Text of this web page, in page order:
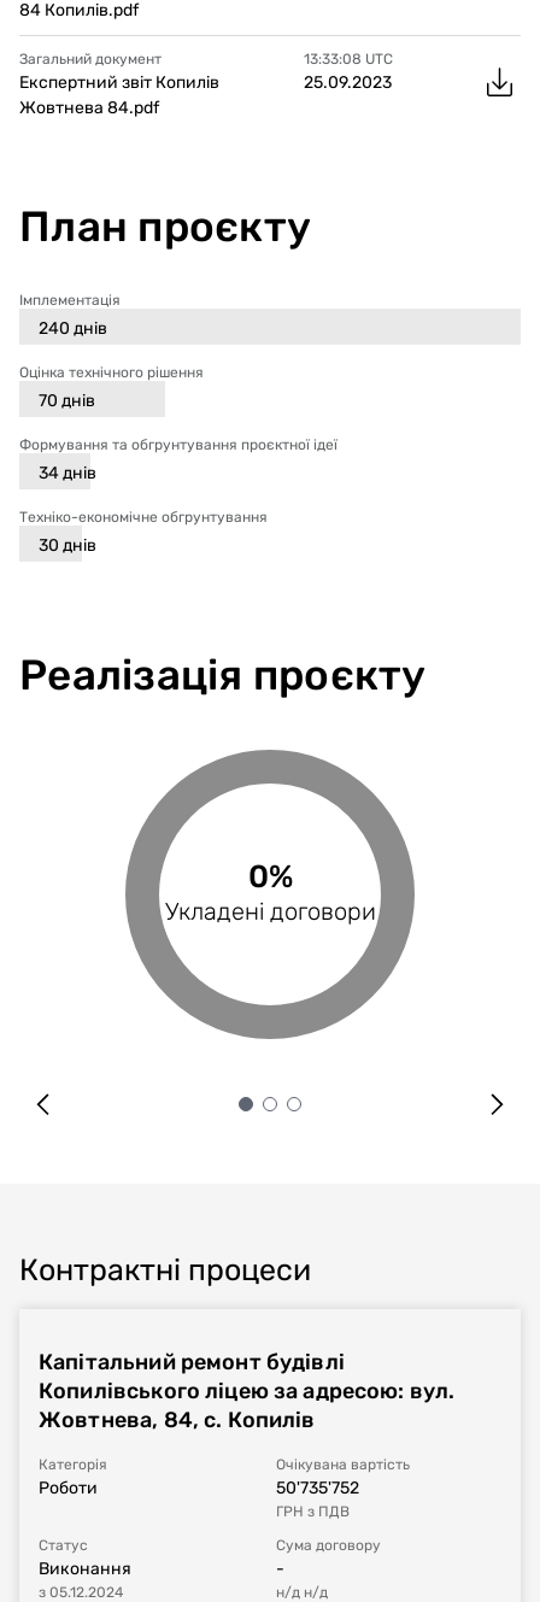
84 Копилів.pdf
Загальний документ
Експертний звіт Копилів
Жовтнева 84.pdf
13:33:08 UTC
25.09.2023
План проєкту
Імплементація
240 днів
Оцінка технічного рішення
70 днів
Формування та обгрунтування проєктної ідеї
34днів
Техніко-економічне обгрунтування
30 днів
Реалізація проєкту
0%
Укладені договори
0%
Виконані поставки
0%
Оплачені рахунки
Контрактні процеси
Капітальний ремонт будівлі
Копилівського ліцею за адресою: вул.
Жовтнева, 84, с. Копилів
Категорія
Роботи
Очікувана вартість
50'735'752
ГРН з ПДВ
Статус
Виконання
з 05.12.2024
Сума договору
-
н/д н/д